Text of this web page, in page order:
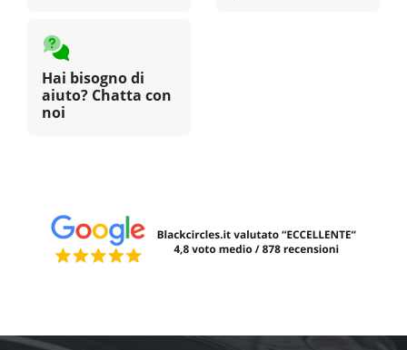
Hai bisogno di
aiuto? Chatta con
noi